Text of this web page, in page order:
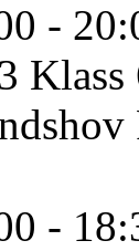
-
-